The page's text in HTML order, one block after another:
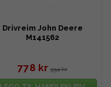
Drivreim John Deere
M141562
778 kr 934 kr